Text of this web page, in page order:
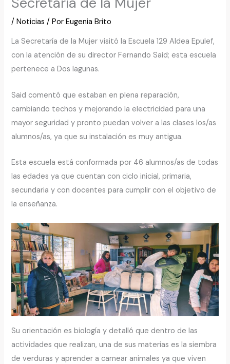
/Noticias / PorEugenia Brito
La Secretaría de la Mujer visitó la Escuela 129 Aldea Epulef,
con la atención de su director Fernando Said; esta escuela
pertenece a Dos lagunas.
Said comentó que estaban en plena reparación,
cambiando techos y mejorando la electricidad para una
mayor seguridad y pronto puedan volver a las clases los/as
alumnos/as, ya que su instalación es muy antigua.
Esta escuela está conformada por 46 alumnos/as de todas
las edades ya que cuentan con ciclo inicial, primaria,
secundaria y con docentes para cumplir con el objetivo de
la enseñanza.
Su orientación es biología y detalló que dentro de las
actividades que realizan, una de sus materias es la siembra
de verduras y aprender a carnear animales ya que viven